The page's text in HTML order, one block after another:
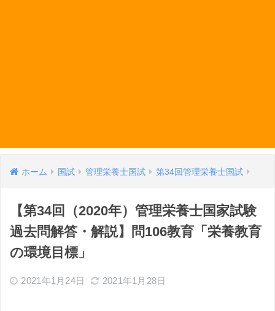
ホーム 国試 管理栄養士国試 第34回管理栄養士国試
【第34回（2020年）管理栄養士国家試験
過去問解答・解説】問106教育「栄養教育
の環境目標」
2021年1月24日 2021年1月28日